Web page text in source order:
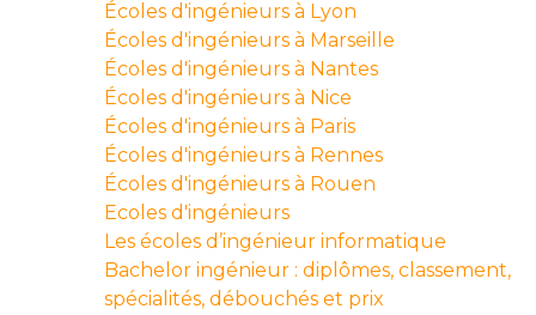
Écoles d'ingénieurs à Lyon
Écoles d'ingénieurs à Marseille
Écoles d'ingénieurs à Nantes
Écoles d'ingénieurs à Nice
Écoles d'ingénieurs à Paris
Écoles d'ingénieurs à Rennes
Écoles d'ingénieurs à Rouen
Ecoles d'ingénieurs
Les écoles d’ingénieur informatique
Bachelor ingénieur : diplômes, classement,
spécialités, débouchés et prix